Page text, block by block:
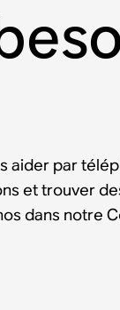
aider par
et trouver
dans notre